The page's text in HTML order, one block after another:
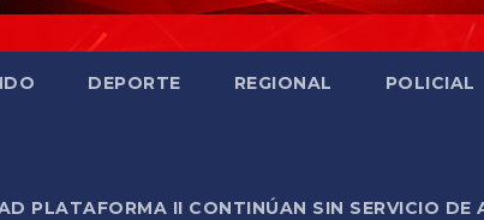
DEPORTE REGIONAL POLICIAL
PLATAFORMA II CONTINÚAN SIN SERVICIO DE